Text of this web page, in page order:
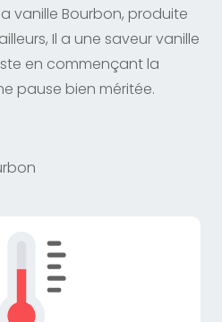
vanille Bourbon, produite
Il a une saveur vanille
en commençant la
pause bien méritée.